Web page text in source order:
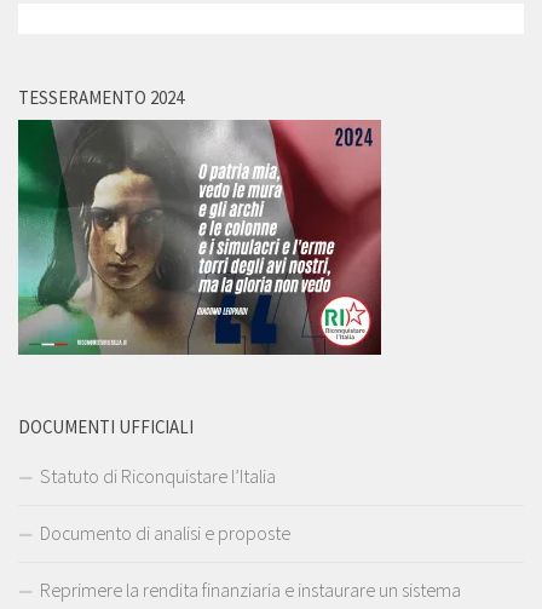
TESSERAMENTO 2024
DOCUMENTI UFFICIALI
Statuto di Riconquistare l’Italia
Documento di analisi e proposte
Reprimere la rendita finanziaria e instaurare un sistema